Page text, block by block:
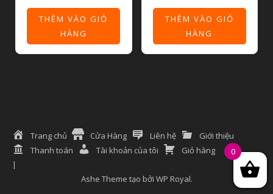
THÊM VÀO GIỎ
HÀNG
THÊM VÀO GIỎ
HÀNG
Trang chủ Cửa Hàng Liên hệ
Giới thiệu
Thanh toán
Tài khoản của tôi Giỏ hàng
Ashe Theme tạo bởi WP Royal.
0